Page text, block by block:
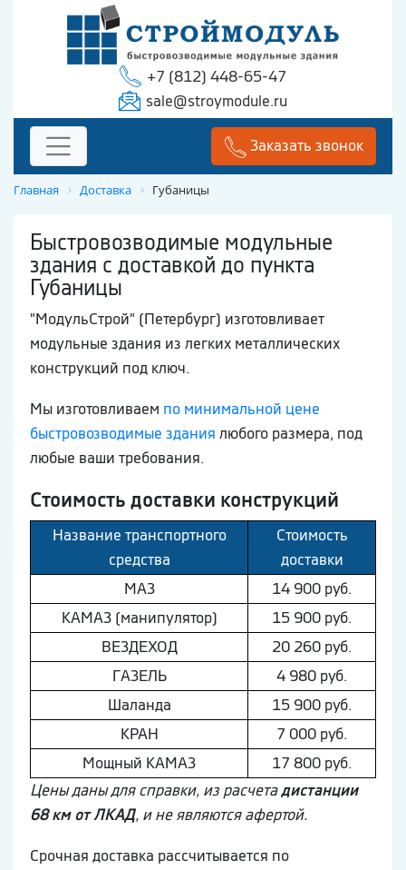
+7 (812) 448-65-47
sale@stroymodule.ru
Заказать звонок
Главная Доставка Губаницы
Быстровозводимые модульные
здания с доставкой до пункта
Губаницы
"МодульСтрой" (Петербург) изготовливает
модульные здания из легких металлических
конструкций под ключ.
Мы изготовливаем по минимальной цене
быстровозводимые здания любого размера, под
любые ваши требования.
Стоимость доставки конструкций
Название транспортного
средства
Стоимость
доставки
МAЗ
14 900 руб.
КAМAЗ (манипулятор)
15 900 руб.
ВEЗДEХОД
20 260 руб.
ГAЗEЛЬ
4 980 руб.
Шaлaнда
15 900 руб.
КРАН
7 000 руб.
Мощный КAМAЗ
17 800 руб.
Цены даны для справки, из расчетадистанции
68 км от ЛКАД, и не являются афертой.
Срочная доставка рассчитывается по